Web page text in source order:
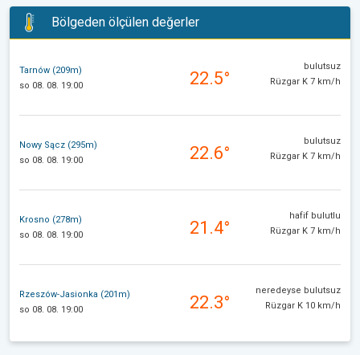
Bölgeden ölçülen değerler
Tarnów (209m)
so 08. 08. 19:00
22.5°
bulutsuz
Rüzgar K 7 km/h
Nowy Sącz (295m)
so 08. 08. 19:00
22.6°
bulutsuz
Rüzgar K 7 km/h
Krosno (278m)
so 08. 08. 19:00
21.4°
hafif bulutlu
Rüzgar K 7 km/h
Rzeszów-Jasionka (201m)
so 08. 08. 19:00
22.3°
neredeyse bulutsuz
Rüzgar K 10 km/h